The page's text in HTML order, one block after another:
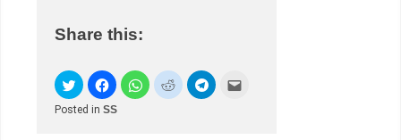
Share this:
Posted in SS